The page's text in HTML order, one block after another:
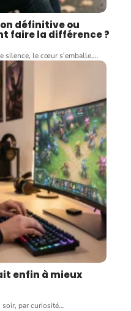
définitive ou
faire la différence ?
silence, le cœur s'emballe,…
enfin à mieux
par curiosité…